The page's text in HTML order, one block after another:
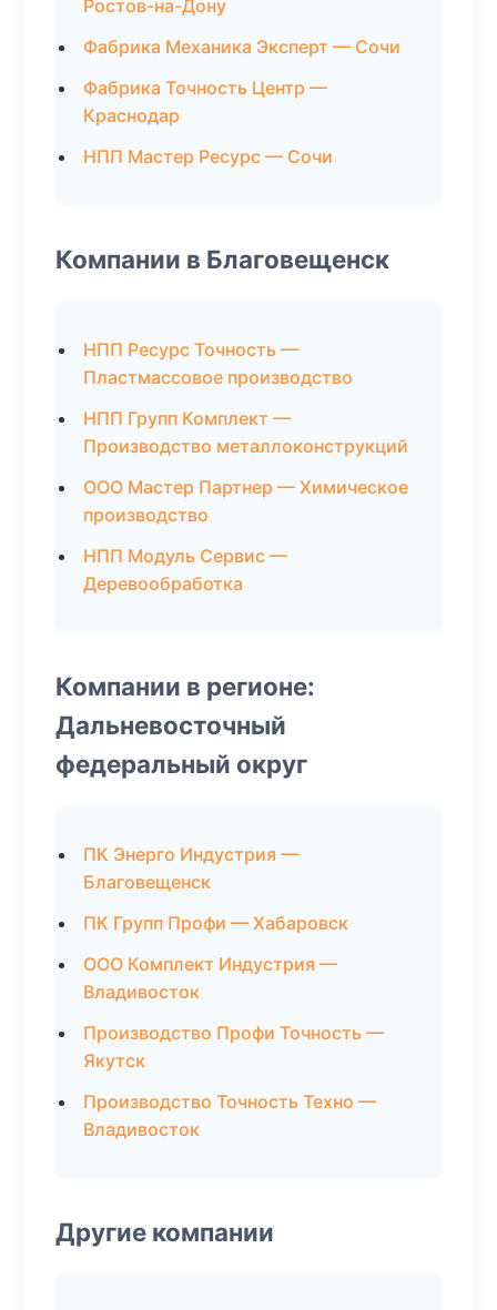
Ростов-на-Дону
Фабрика Механика Эксперт — Сочи
Фабрика Точность Центр —
Краснодар
НПП Мастер Ресурс — Сочи
Компании в Благовещенск
НПП Ресурс Точность —
Пластмассовое производство
НПП Групп Комплект —
Производство металлоконструкций
ООО Мастер Партнер — Химическое
производство
НПП Модуль Сервис —
Деревообработка
Компании в регионе:
Дальневосточный
федеральный округ
ПК Энерго Индустрия —
Благовещенск
ПК Групп Профи — Хабаровск
ООО Комплект Индустрия —
Владивосток
Производство Профи Точность —
Якутск
Производство Точность Техно —
Владивосток
Другие компании